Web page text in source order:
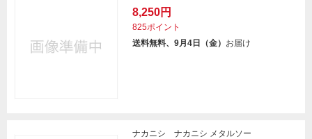
8,250円
825ポイント
送料無料、9月4日（金） お届け
ナカニシ ナカニシ メタルソー